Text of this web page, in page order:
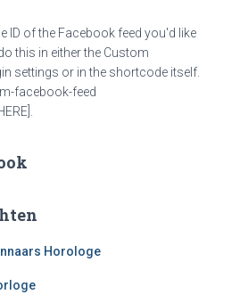
ID of the Facebook feed you'd like
this in either the Custom
settings or in the shortcode itself.
facebook-feed
Horologe